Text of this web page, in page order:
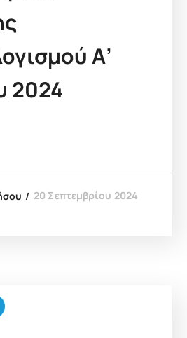
Α’
2024
20 Σεπτεμβρίου 2024